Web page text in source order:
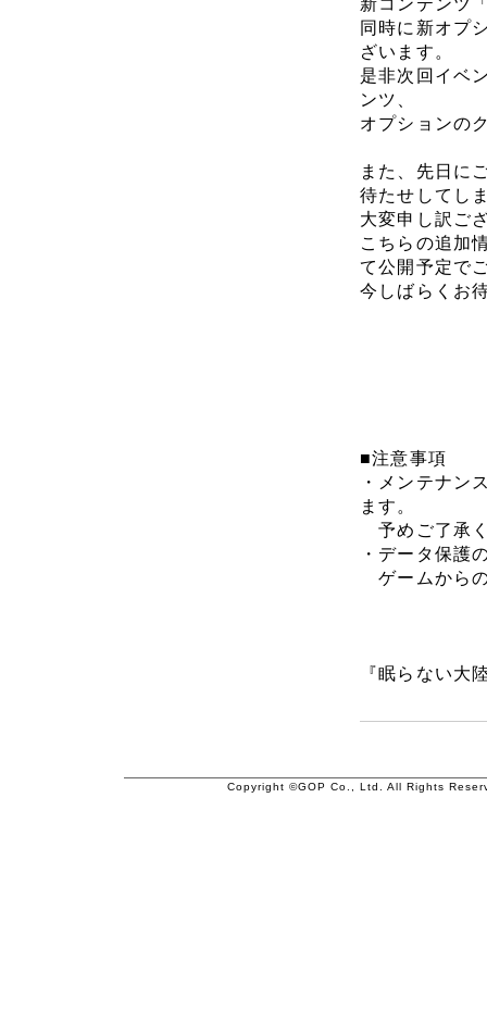
同時に新オプ
ざいます。
是非次回イベ
ンツ、
オプションの
また、先日に
待たせしてし
大変申し訳ご
こちらの追加
て公開予定で
今しばらくお
■注意事項
・メンテナン
ます。
予めご了承
・データ保護
ゲームから
『眠らない大
Copyright ©GOP Co., Ltd. All Rights